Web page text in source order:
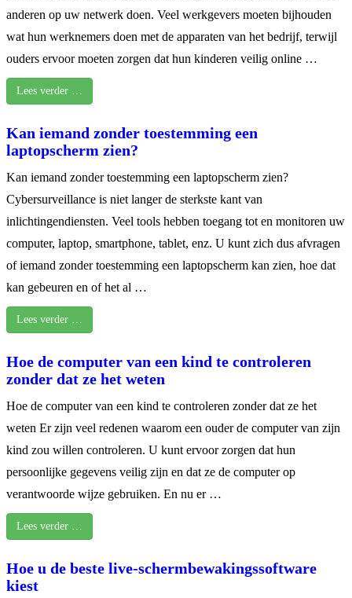
anderen op uw netwerk doen. Veel werkgevers moeten bijhouden
wat hun werknemers doen met de apparaten van het bedrijf, terwijl
ouders ervoor moeten zorgen dat hun kinderen veilig online …
Lees verder …
Kan iemand zonder toestemming een
laptopscherm zien?
Kan iemand zonder toestemming een laptopscherm zien?
Cybersurveillance is niet langer de sterkste kant van
inlichtingendiensten. Veel tools hebben toegang tot en monitoren uw
computer, laptop, smartphone, tablet, enz. U kunt zich dus afvragen
of iemand zonder toestemming een laptopscherm kan zien, hoe dat
kan gebeuren en of het al …
Lees verder …
Hoe de computer van een kind te controleren
zonder dat ze het weten
Hoe de computer van een kind te controleren zonder dat ze het
weten Er zijn veel redenen waarom een ouder de computer van zijn
kind zou willen controleren. U kunt ervoor zorgen dat hun
persoonlijke gegevens veilig zijn en dat ze de computer op
verantwoorde wijze gebruiken. En nu er …
Lees verder …
Hoe u de beste live-schermbewakingssoftware
kiest